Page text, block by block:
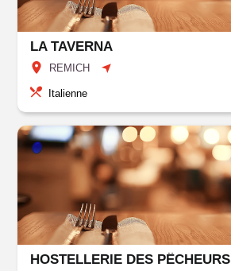
LA TAVERNA
REMICH
Italienne
HOSTELLERIE DES PÊCHEURS